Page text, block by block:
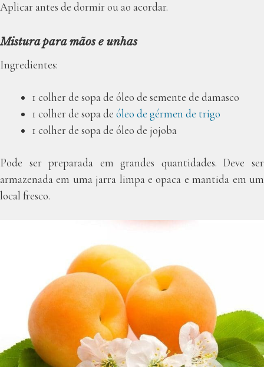
Aplicar antes de dormir ou ao acordar.
Mistura para mãos e unhas
Ingredientes:
1 colher de sopa de óleo de semente de damasco
1 colher de sopa de óleo de gérmen de trigo
1 colher de sopa de óleo de jojoba
Pode ser preparada em grandes quantidades. Deve ser
armazenada em uma jarra limpa e opaca e mantida em um
local fresco.